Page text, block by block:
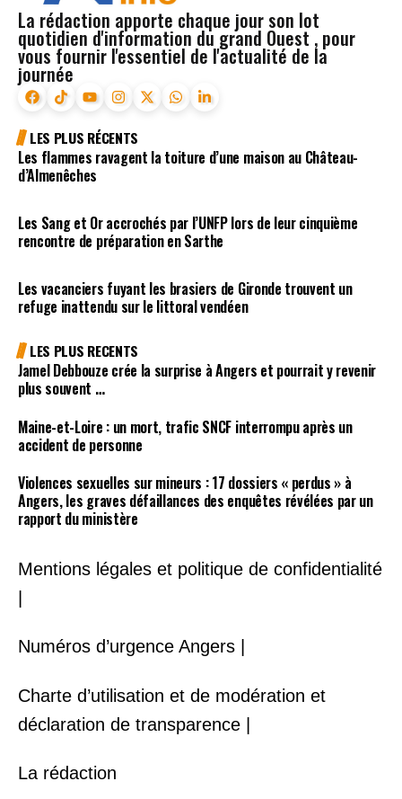
La rédaction apporte chaque jour son lot
quotidien d'information du grand Ouest , pour
vous fournir l'essentiel de l'actualité de la
journée
LES PLUS RÉCENTS
Les flammes ravagent la toiture d’une maison au Château-
d’Almenêches
Les Sang et Or accrochés par l’UNFP lors de leur cinquième
rencontre de préparation en Sarthe
Les vacanciers fuyant les brasiers de Gironde trouvent un
refuge inattendu sur le littoral vendéen
LES PLUS RECENTS
Jamel Debbouze crée la surprise à Angers et pourrait y revenir
plus souvent …
Maine-et-Loire : un mort, trafic SNCF interrompu après un
accident de personne
Violences sexuelles sur mineurs : 17 dossiers « perdus » à
Angers, les graves défaillances des enquêtes révélées par un
rapport du ministère
Mentions légales et politique de confidentialité
Numéros d’urgence Angers |
Charte d’utilisation et de modération et
déclaration de transparence |
La rédaction